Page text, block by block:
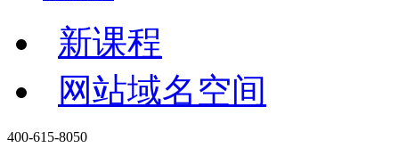
新课程
网站域名空间
400-615-8050